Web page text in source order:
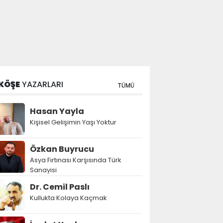
YAZARLARI TÜMÜ
Hasan Yayla
Kişisel Gelişimin Yaşı Yoktur
Özkan Buyrucu
Asya Fırtınası Karşısında Türk
Sanayisi
Dr. Cemil Paslı
Kullukta Kolaya Kaçmak